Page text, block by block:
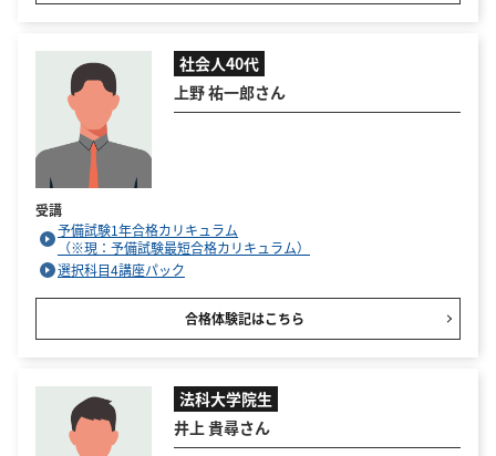
社会人40代
上野 祐一郎さん
受講
予備試験1年合格カリキュラム
（※現：予備試験最短合格カリキュラム）
選択科目4講座パック
合格体験記はこちら
法科大学院生
井上 貴尋さん